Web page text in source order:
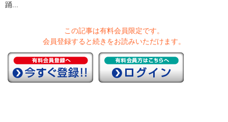
踊...
この記事は有料会員限定です。
会員登録すると続きをお読みいただけます。